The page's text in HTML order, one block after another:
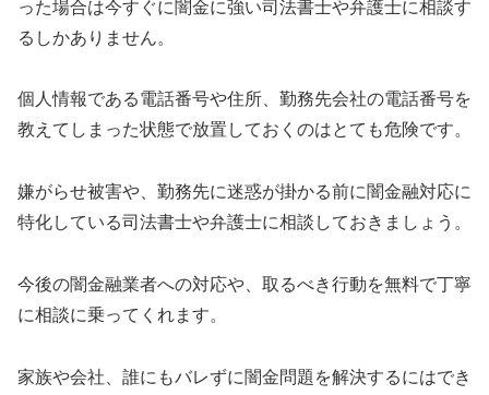
った場合は今すぐに闇金に強い司法書士や弁護士に相談す
るしかありません。
個人情報である電話番号や住所、勤務先会社の電話番号を
教えてしまった状態で放置しておくのはとても危険です。
嫌がらせ被害や、勤務先に迷惑が掛かる前に闇金融対応に
特化している司法書士や弁護士に相談しておきましょう。
今後の闇金融業者への対応や、取るべき行動を無料で丁寧
に相談に乗ってくれます。
家族や会社、誰にもバレずに闇金問題を解決するにはでき